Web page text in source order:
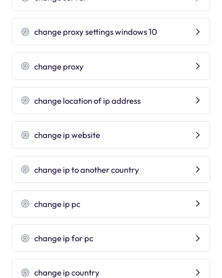
change proxy settings windows 10
change proxy
change location of ip address
change ip website
change ip to another country
change ip pc
change ip for pc
change ip country